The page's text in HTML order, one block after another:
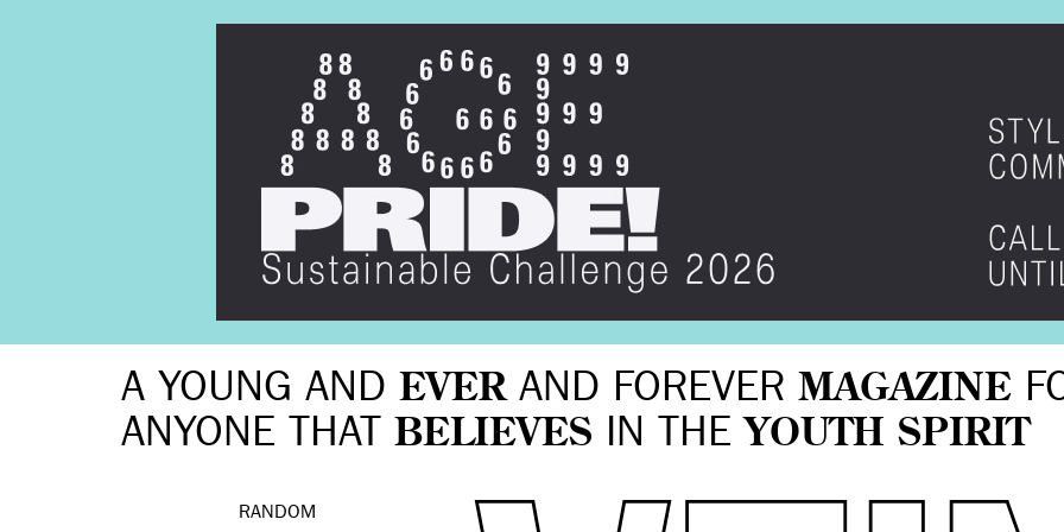
A YOUNG AND EVERAND FOREVER MAGAZINE
ANYONE THAT BELIEVES IN THE YOUTH SPIRIT
RANDOM